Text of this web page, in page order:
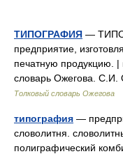
ТИПОГРАФИЯ —
предприятие,
печатную продукцию. |
словарь Ожегова.
Толковый словарь Ожегова
типография —
словолитня.
полиграфический